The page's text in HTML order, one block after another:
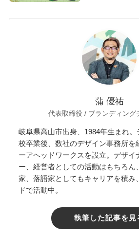
蒲 優祐
代表取締役 / ブランディング
岐阜県高山市出身、1984年生まれ
校卒業後、数社のデザイン事務所を
ーアヘッドワークスを設立。デザイ
ー、経営者としての活動はもちろん
家、落語家としてもキャリアを積み
ドで活動中。
執筆した記事を見